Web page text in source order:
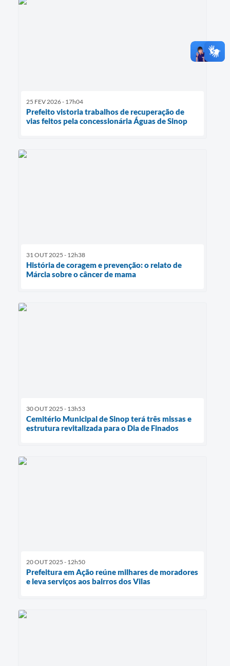
25 FEV 2026 - 17h04
Prefeito vistoria trabalhos de recuperação de
vias feitos pela concessionária Águas de Sinop
31 OUT 2025 - 12h38
História de coragem e prevenção: o relato de
Márcia sobre o câncer de mama
30 OUT 2025 - 13h53
Cemitério Municipal de Sinop terá três missas e
estrutura revitalizada para o Dia de Finados
20 OUT 2025 - 12h50
Prefeitura em Ação reúne milhares de moradores
e leva serviços aos bairros dos Vilas